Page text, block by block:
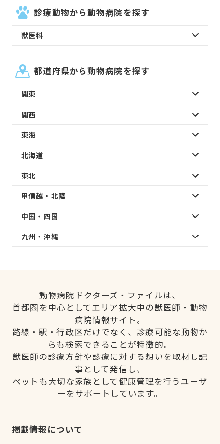
診療動物から動物病院を探す
獣医科
都道府県から動物病院を探す
関東
関西
東海
北海道
東北
甲信越・北陸
中国・四国
九州・沖縄
動物病院ドクターズ・ファイルは、
首都圏を中心としてエリア拡大中の獣医師・動物
病院情報サイト。
路線・駅・行政区だけでなく、診療可能な動物か
らも検索できることが特徴的。
獣医師の診療方針や診療に対する想いを取材し記
事として発信し、
ペットも大切な家族として健康管理を行うユーザ
ーをサポートしています。
掲載情報について